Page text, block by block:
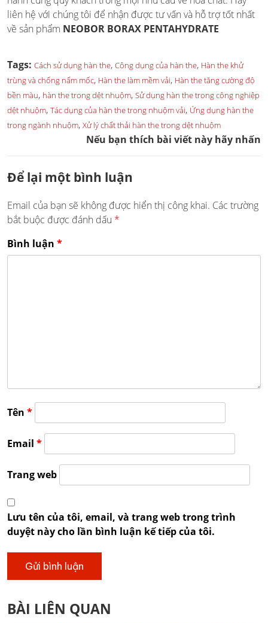
liên hệ với chúng tôi để nhận được tư vấn và hỗ trợ tốt nhất
về sản phẩm NEOBOR BORAX PENTAHYDRATE
Tags: Cách sử dụng hàn the, Công dụng của hàn the, Hàn the khử
trùng và chống nấm mốc, Hàn the làm mềm vải, Hàn the tăng cường độ
bền màu, hàn the trong dệt nhuộm, Sử dụng hàn the trong công nghiệp
dệt nhuộm, Tác dụng của hàn the trong nhuộm vải, Ứng dụng hàn the
trong ngành nhuộm, Xử lý chất thải hàn the trong dệt nhuộm
Nếu bạn thích bài viết này hãy nhấn
Để lại một bình luận
Email của bạn sẽ không được hiển thị công khai. Các trường
bắt buộc được đánh dấu *
Bình luận *
Tên *
Email *
Trang web
Lưu tên của tôi, email, và trang web trong trình
duyệt này cho lần bình luận kế tiếp của tôi.
BÀI LIÊN QUAN